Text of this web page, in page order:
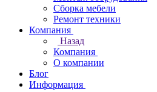
Сборка мебели
Ремонт техники
Компания
Назад
Компания
О компании
Блог
Информация